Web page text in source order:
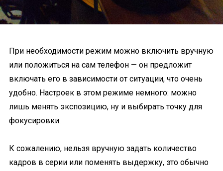
При необходимости режим можно включить вручную
или положиться на сам телефон — он предложит
включать его в зависимости от ситуации, что очень
удобно. Настроек в этом режиме немного: можно
лишь менять экспозицию, ну и выбирать точку для
фокусировки.
К сожалению, нельзя вручную задать количество
кадров в серии или поменять выдержку, это обычно